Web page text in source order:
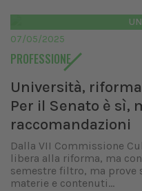
07/05/2025
PROFESSIONE
Università,
Per il Senato è sì,
raccomandazioni
Dalla VII Commissione
libera alla riforma, ma
semestre filtro, ma prove
materie e contenuti...